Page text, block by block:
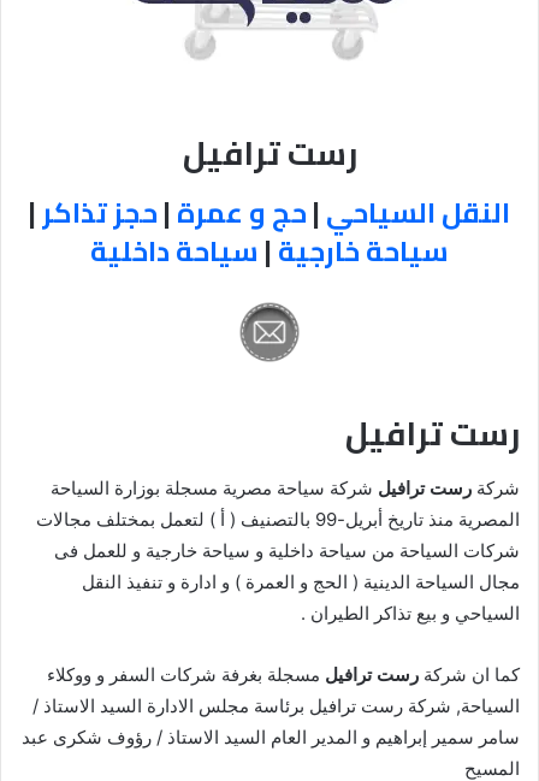
رست ترافيل
النقل السياحي|حج و عمرة|حجز تذاكر|
سياحة خارجية|سياحة داخلية
رست ترافيل
شركة رست ترافيل شركة سياحة مصرية مسجلة بوزارة السياحة
المصرية منذ تاريخ أبريل-99 بالتصنيف ( أ ) لتعمل بمختلف مجالات
شركات السياحة من سياحة داخلية و سياحة خارجية و للعمل فى
مجال السياحة الدينية ( الحج و العمرة ) و ادارة و تنفيذ النقل
السياحي و بيع تذاكر الطيران .
كما ان شركة رست ترافيل مسجلة بغرفة شركات السفر و ووكلاء
السياحة, شركة رست ترافيل برئاسة مجلس الادارة السيد الاستاذ /
سامر سمير إبراهيم و المدير العام السيد الاستاذ / رؤوف شكرى عبد
المسيح